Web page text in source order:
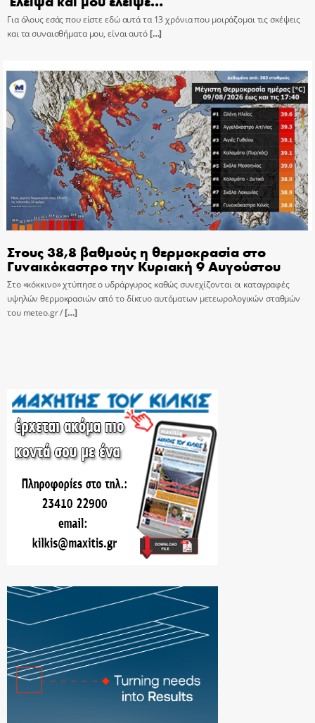
Για όλους εσάς που είστε εδώ αυτά τα 13 χρόνια που μοιράζομαι τις σκέψεις
και τα συναισθήματα μου, είναι αυτό[…]
Στους 38,8 βαθμούς η θερμοκρασία στο
Γυναικόκαστρο την Κυριακή 9 Αυγούστου
Στο «κόκκινο» χτύπησε ο υδράργυρος καθώς συνεχίζονται οι καταγραφές
υψηλών θερμοκρασιών από το δίκτυο αυτόματων μετεωρολογικών σταθμών
του meteo.gr /[…]